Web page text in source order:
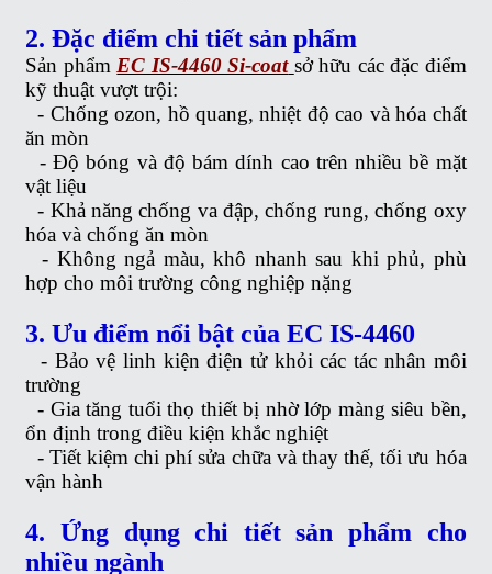
2. Đặc điểm chi tiết sản phẩm
Sản phẩm EC IS-4460 Si-coat sở hữu các đặc điểm
kỹ thuật vượt trội:
- Chống ozon, hồ quang, nhiệt độ cao và hóa chất
ăn mòn
-Độ bóng và độ bám dính cao trên nhiều bề mặt
vật liệu
- Khả năng chống va đập, chống rung, chống oxy
hóa và chống ăn mòn
- Không ngả màu, khô nhanh sau khi phủ, phù
hợp cho môi trường công nghiệp nặng
3. Ưu điểm nổi bật của EC IS-4460
- Bảo vệ linh kiện điện tử khỏi các tác nhân môi
trường
- Gia tăng tuổi thọ thiết bị nhờ lớp màng siêu bền,
ổn định trong điều kiện khắc nghiệt
- Tiết kiệm chi phí sửa chữa và thay thế, tối ưu hóa
vận hành
4. Ứng dụng chi tiết sản phẩm cho
nhiều ngành